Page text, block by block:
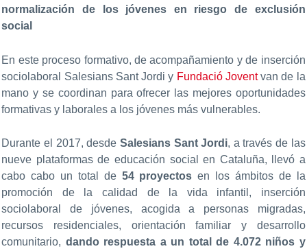
normalización de los jóvenes en riesgo de exclusión
social
En este proceso formativo, de acompañamiento y de inserción
sociolaboral Salesians Sant Jordi y Fundació Joventvan de la
mano y se coordinan para ofrecer las mejores oportunidades
formativas y laborales a los jóvenes más vulnerables.
Durante el 2017, desde Salesians Sant Jordi, a través de las
nueve plataformas de educación social en Cataluña, llevó a
cabo cabo un total de 54 proyectos en los ámbitos de la
promoción de la calidad de la vida infantil, inserción
sociolaboral de jóvenes, acogida a personas migradas,
recursos residenciales, orientación familiar y desarrollo
comunitario, dando respuesta a un total de 4.072 niños y